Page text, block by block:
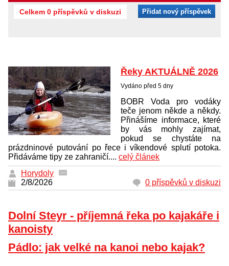
Celkem 0 příspěvků v diskuzi Přidat nový příspěvek
Řeky AKTUÁLNĚ 2026
Vydáno před 5 dny
BOBR Voda pro vodáky
teče jenom někde a někdy.
Přinášíme informace, které
by vás mohly zajímat,
pokud se chystáte na
prázdninové putování po řece i víkendové splutí potoka.
Přidáváme tipy ze zahraničí.... celý článek
Horydoly
2/8/2026
0 příspěvků v diskuzi
Dolní Steyr - příjemná řeka po kajakáře i
kanoisty
Pádlo: jak velké na kanoi nebo kajak?